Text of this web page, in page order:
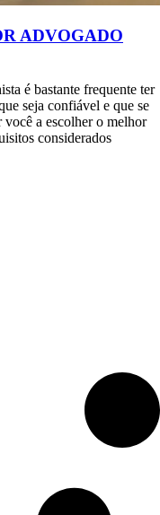
ADVOGADO
é bastante frequente ter
seja confiável e que se
você a escolher o melhor
considerados